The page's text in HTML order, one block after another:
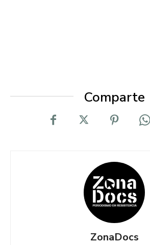
Comparte
ZonaDocs